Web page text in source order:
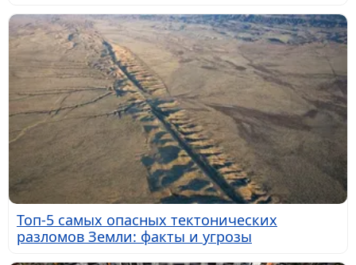
Топ-5 самых опасных тектонических
разломов Земли: факты и угрозы